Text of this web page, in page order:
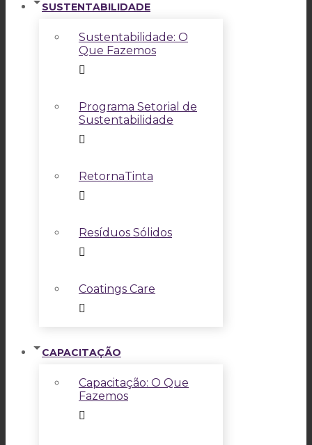
SUSTENTABILIDADE
Sustentabilidade: O
Que Fazemos
Programa Setorial de
Sustentabilidade
RetornaTinta
Resíduos Sólidos
Coatings Care
CAPACITAÇÃO
Capacitação: O Que
Fazemos